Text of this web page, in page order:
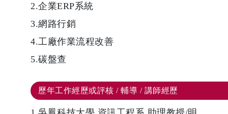
2.企業ERP系統
3.網路行銷
4.工廠作業流程改善
5.碳盤查
歷年工作經歷或評核 / 輔導 / 講師經歷